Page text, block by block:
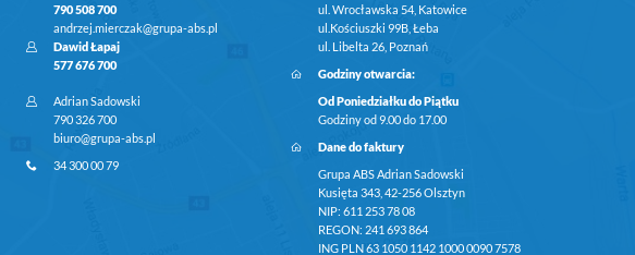
790 508 700
andrzej.mierczak@grupa-abs.pl
Dawid Łapaj
577 676 700
Adrian Sadowski
790 326 700
biuro@grupa-abs.pl
34 300 00 79
ul. Wrocławska 54, Katowice
ul.Kościuszki 99B, Łeba
ul. Libelta 26, Poznań
Godziny otwarcia:
Od Poniedziałku do Piątku
Godziny od 9.00 do 17.00
Dane do faktury
Grupa ABS Adrian Sadowski
Kusięta 343, 42-256 Olsztyn
NIP: 611 253 78 08
REGON: 241 693 864
ING PLN 63 1050 1142 1000 0090 7578